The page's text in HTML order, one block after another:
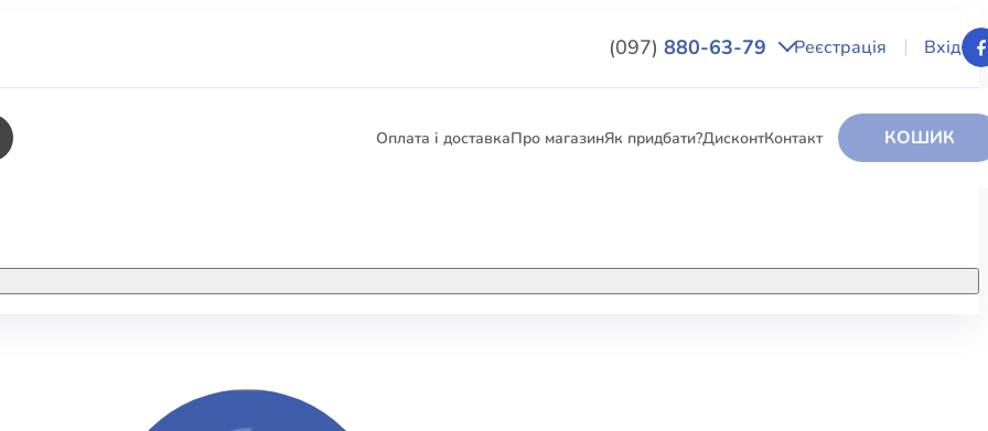
(097) 880-63-79 Реєстрація Вхід
Оплата і доставкаПро магазинЯк придбати?ДисконтКонтакт КОШИК
ЕЛЕКТРОННІ КНИГИ